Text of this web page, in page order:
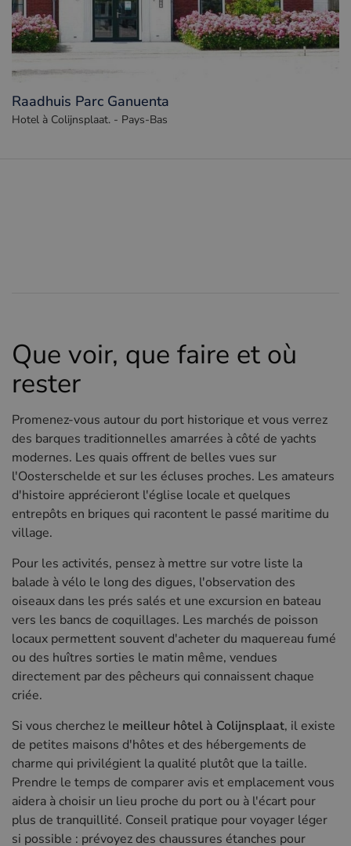
Raadhuis Parc Ganuenta
Hotel à Colijnsplaat. - Pays-Bas
Que voir, que faire et où
rester
Promenez-vous autour du port historique et vous verrez
des barques traditionnelles amarrées à côté de yachts
modernes. Les quais offrent de belles vues sur
l'Oosterschelde et sur les écluses proches. Les amateurs
d'histoire apprécieront l'église locale et quelques
entrepôts en briques qui racontent le passé maritime du
village.
Pour les activités, pensez à mettre sur votre liste la
balade à vélo le long des digues, l'observation des
oiseaux dans les prés salés et une excursion en bateau
vers les bancs de coquillages. Les marchés de poisson
locaux permettent souvent d'acheter du maquereau fumé
ou des huîtres sorties le matin même, vendues
directement par des pêcheurs qui connaissent chaque
criée.
Si vous cherchez le meilleur hôtel à Colijnsplaat, il existe
de petites maisons d'hôtes et des hébergements de
charme qui privilégient la qualité plutôt que la taille.
Prendre le temps de comparer avis et emplacement vous
aidera à choisir un lieu proche du port ou à l'écart pour
plus de tranquillité. Conseil pratique pour voyager léger
si possible : prévoyez des chaussures étanches pour